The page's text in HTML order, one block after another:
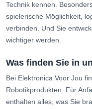
Technik kennen.
spielerische Möglichkeit,
verbinden. Und Sie
wichtiger werden.
Was finden Sie in
Bei Elektronica Voor Jou
Robotikprodukten. Für
enthalten alles, was Sie